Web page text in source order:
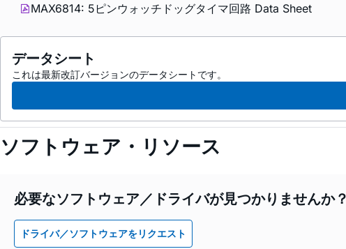
MAX6814: 5ピンウォッチドッグタイマ回路 Data Sheet
データシート
これは最新改訂バージョンのデータシートです。
ソフトウェア・リソース
必要なソフトウェア／ドライバが見つかりませんか？
ドライバ／ソフトウェアをリクエスト